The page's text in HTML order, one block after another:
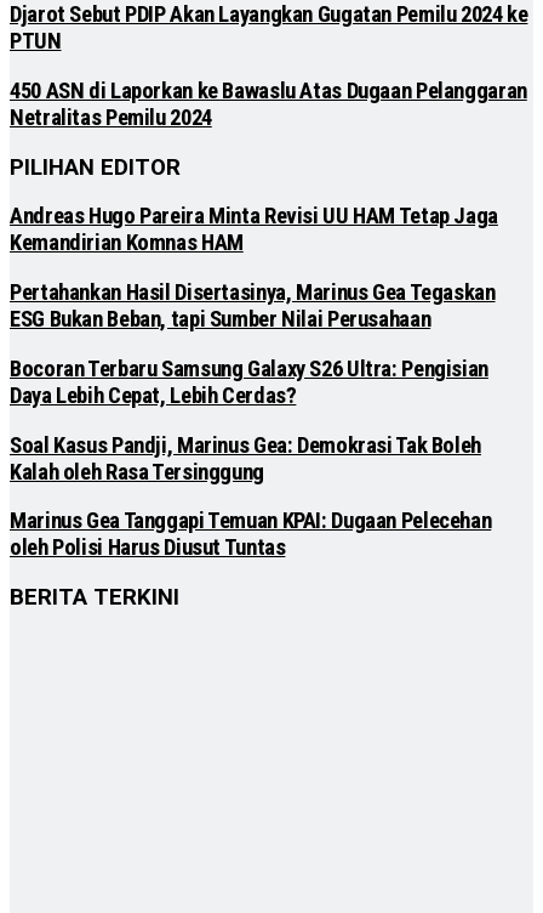
Djarot Sebut PDIP Akan Layangkan Gugatan Pemilu 2024 ke
PTUN
450 ASN di Laporkan ke Bawaslu Atas Dugaan Pelanggaran
Netralitas Pemilu 2024
PILIHAN EDITOR
Andreas Hugo Pareira Minta Revisi UU HAM Tetap Jaga
Kemandirian Komnas HAM
Pertahankan Hasil Disertasinya, Marinus Gea Tegaskan
ESG Bukan Beban, tapi Sumber Nilai Perusahaan
Bocoran Terbaru Samsung Galaxy S26 Ultra: Pengisian
Daya Lebih Cepat, Lebih Cerdas?
Soal Kasus Pandji, Marinus Gea: Demokrasi Tak Boleh
Kalah oleh Rasa Tersinggung
Marinus Gea Tanggapi Temuan KPAI: Dugaan Pelecehan
oleh Polisi Harus Diusut Tuntas
BERITA TERKINI